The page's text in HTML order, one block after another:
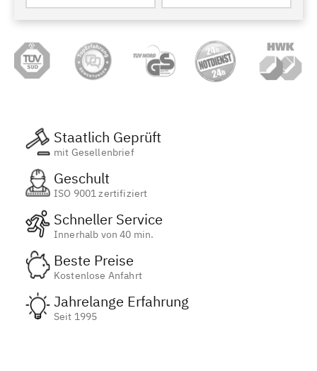
Staatlich Geprüft
mit Gesellenbrief
Geschult
ISO 9001 zertifiziert
Schneller Service
Innerhalb von 40 min.
Beste Preise
Kostenlose Anfahrt
Jahrelange Erfahrung
Seit 1995